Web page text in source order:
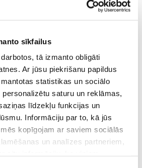
sīkfailus
tā izmanto obligāti
Ar jūsu piekrišanu papildus
statistikas un sociālo
saturu un reklāmas,
līdzekļu funkcijas un
Informāciju par to, kā jūs
kopīgojam ar saviem sociālās
un analīzes partneriem,
3 gab.
O.B. Procomfort
8.99 €
vasarā ☀️